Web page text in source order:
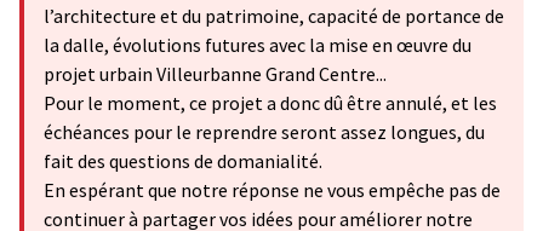
l’architecture et du patrimoine, capacité de portance de
la dalle, évolutions futures avec la mise en œuvre du
projet urbain Villeurbanne Grand Centre...
Pour le moment, ce projet a donc dû être annulé, et les
échéances pour le reprendre seront assez longues, du
fait des questions de domanialité.
En espérant que notre réponse ne vous empêche pas de
continuer à partager vos idées pour améliorer notre